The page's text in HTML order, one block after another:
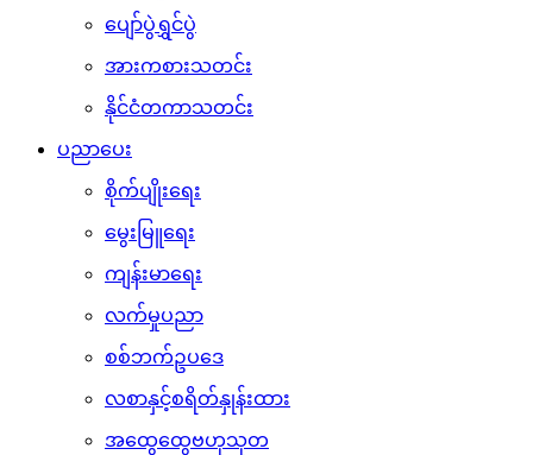
ပျော်ပွဲရွှင်ပွဲ
အားကစားသတင်း
နိုင်ငံတကာသတင်း
ပညာပေး
စိုက်ပျိုးရေး
မွေးမြူရေး
ကျန်းမာရေး
လက်မှုပညာ
စစ်ဘက်ဥပဒေ
လစာနှင့်စရိတ်နှုန်းထား
အထွေထွေဗဟုသုတ